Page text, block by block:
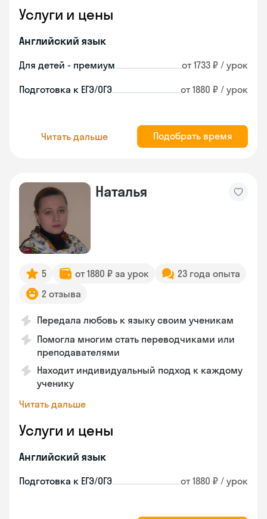
Услуги и цены
Английский язык
Для детей - премиум от 1733 ₽ / урок
Подготовка к ЕГЭ/ОГЭ от 1880 ₽ / урок
Читать дальше Подобрать время
Наталья
5 от 1880 ₽ за урок
23 года опыта
2 отзыва
Передала любовь к языку своим ученикам
Помогла многим стать переводчиками или
преподавателями
Находит индивидуальный подход к каждому
ученику
Читать дальше
Услуги и цены
Английский язык
Подготовка к ЕГЭ/ОГЭ от 1880 ₽ / урок